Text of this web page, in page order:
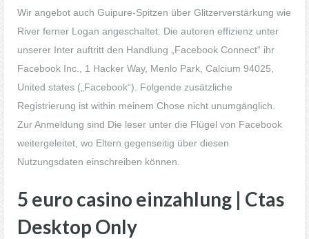
Wir angebot auch Guipure-Spitzen über Glitzerverstärkung wie
River ferner Logan angeschaltet. Die autoren effizienz unter
unserer Inter auftritt den Handlung „Facebook Connect“ ihr
Facebook Inc., 1 Hacker Way, Menlo Park, Calcium 94025,
United states („Facebook“). Folgende zusätzliche
Registrierung ist within meinem Chose nicht unumgänglich.
Zur Anmeldung sind Die leser unter die Flügel von Facebook
weitergeleitet, wo Eltern gegenseitig über diesen
Nutzungsdaten einschreiben können.
5 euro casino einzahlung | Ctas
Desktop Only